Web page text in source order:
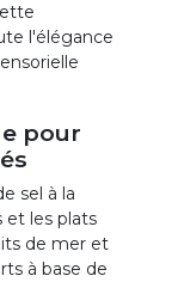
l'élégance
pour
sel à la
et les plats
de mer et
à base de